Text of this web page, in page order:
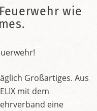
wie
Großartiges. Aus
mit dem
eine